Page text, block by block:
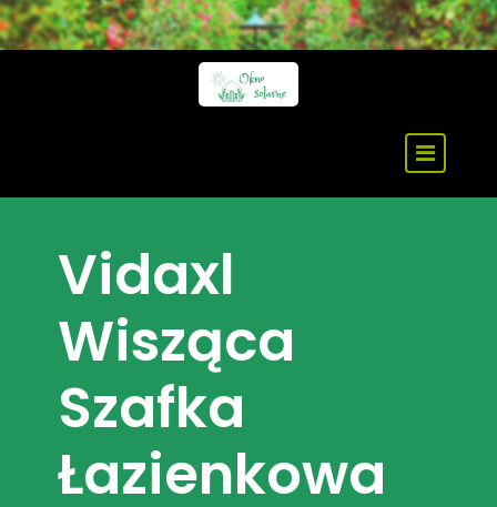
Skip
to
Vidaxl
Wisząca
Szafka
Łazienkowa